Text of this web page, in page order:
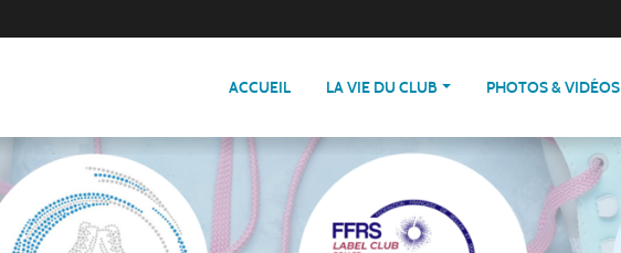
ACCUEIL LA VIE DU CLUB PHOTOS & VIDÉOS